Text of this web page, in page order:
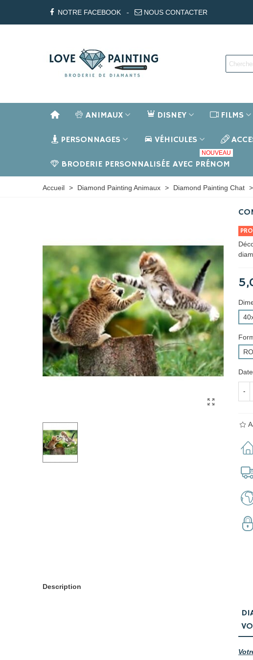
NOTRE FACEBOOK NOUS CONTACTER
ANIMAUX DISNEY FILMS
PERSONNAGES VÉHICULES
BRODERIE PERSONNALISÉE AVEC PRÉNOM
NOUVEAU
Accueil > Diamond Painting Animaux > Diamond Painting Chat >
-
Description